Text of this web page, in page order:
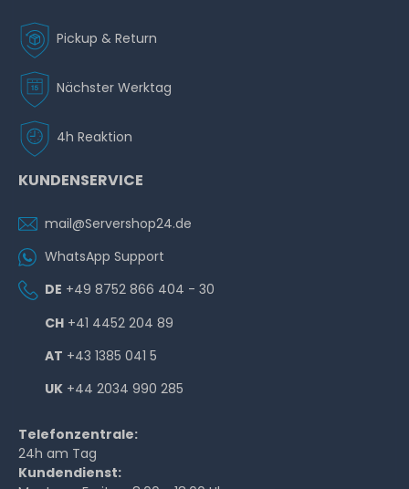
Pickup & Return
Nächster Werktag
4h Reaktion
KUNDENSERVICE
mail@Servershop24.de
WhatsApp Support
DE +49 8752 866 404 - 30
CH +41 4452 204 89
AT +43 1385 041 5
UK +44 2034 990 285
Telefonzentrale:
24h am Tag
Kundendienst: